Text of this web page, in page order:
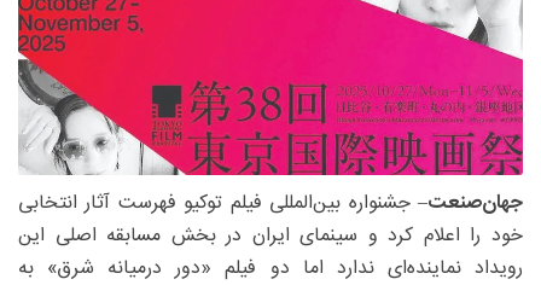
جهان‌صنعت– جشنواره بین‌المللی فیلم توکیو فهرست آثار انتخابی
خود را اعلام کرد و سینمای ایران در بخش مسابقه اصلی این
رویداد نماینده‌ای ندارد اما دو فیلم «دور درمیانه شرق» به